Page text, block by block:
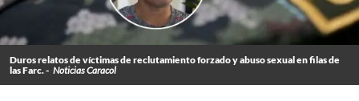
Duros relatos de víctimas de reclutamiento forzado y abuso sexual en filas de
las Farc. - Noticias Caracol